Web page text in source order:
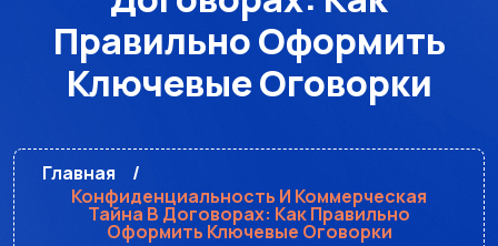
Правильно Оформить
Ключевые Оговорки
Главная
Конфиденциальность И Коммерческая
Тайна В Договорах: Как Правильно
Оформить Ключевые Оговорки